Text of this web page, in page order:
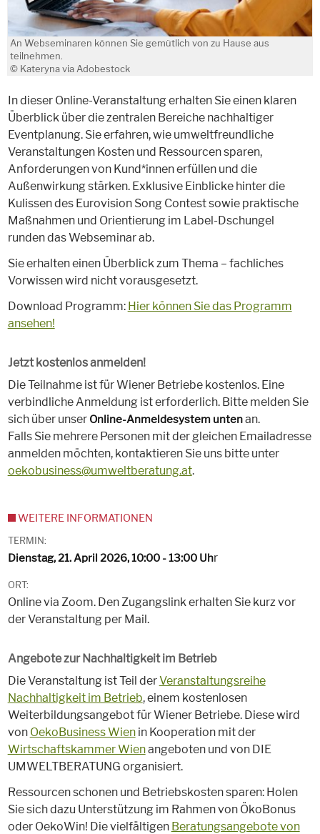
An Webseminaren können Sie gemütlich von zu Hause aus
teilnehmen.
© Kateryna via Adobestock
In dieser Online-Veranstaltung erhalten Sie einen klaren
Überblick über die zentralen Bereiche nachhaltiger
Eventplanung. Sie erfahren, wie umweltfreundliche
Veranstaltungen Kosten und Ressourcen sparen,
Anforderungen von Kund*innen erfüllen und die
Außenwirkung stärken. Exklusive Einblicke hinter die
Kulissen des Eurovision Song Contest sowie praktische
Maßnahmen und Orientierung im Label-Dschungel
runden das Webseminar ab.
Sie erhalten einen Überblick zum Thema – fachliches
Vorwissen wird nicht vorausgesetzt.
Download Programm: Hier können Sie das Programm
ansehen!
Jetzt kostenlos anmelden!
Die Teilnahme ist für Wiener Betriebe kostenlos. Eine
verbindliche Anmeldung ist erforderlich. Bitte melden Sie
sich über unser Online-Anmeldesystem untenan.
Falls Sie mehrere Personen mit der gleichen Emailadresse
anmelden möchten, kontaktieren Sie uns bitte unter
oekobusiness@umweltberatung.at.
WEITERE INFORMATIONEN
TERMIN:
Dienstag, 21. April 2026, 10:00 - 13:00 Uhr
ORT:
Online via Zoom. Den Zugangslink erhalten Sie kurz vor
der Veranstaltung per Mail.
Angebote zur Nachhaltigkeit im Betrieb
Die Veranstaltung ist Teil derVeranstaltungsreihe
Nachhaltigkeit im Betrieb, einem kostenlosen
Weiterbildungsangebot für Wiener Betriebe. Diese wird
von OekoBusiness Wienin Kooperation mit der
Wirtschaftskammer Wienangeboten und von DIE
UMWELTBERATUNG organisiert.
Ressourcen schonen und Betriebskosten sparen: Holen
Sie sich dazu Unterstützung im Rahmen von ÖkoBonus
oder OekoWin! Die vielfältigen Beratungsangebote von